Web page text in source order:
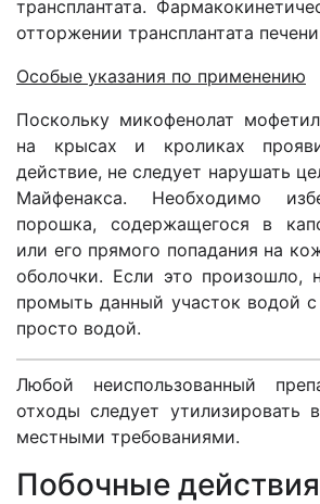
трансплантата.
отторжении трансплантата
Особые указания по применению
Поскольку микофенолат
на крысах и кроликах
действие, не следует нарушать
Майфенакса. Необходимо
порошка, содержащегося в
или его прямого попадания на
оболочки. Если это произошло,
промыть данный участок водой
просто водой.
Любой неиспользованный
отходы следует утилизировать
местными требованиями.
Побочные действия